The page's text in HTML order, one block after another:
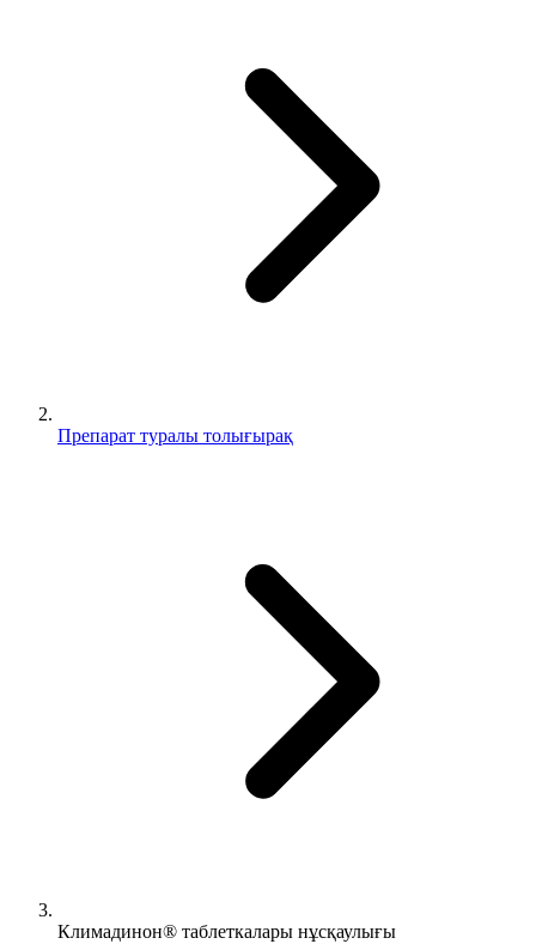
Препарат туралы толығырақ
Климадинон® таблеткалары нұсқаулығы